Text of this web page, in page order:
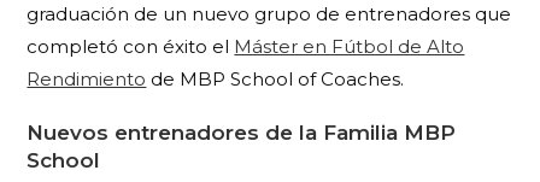
graduación de un nuevo grupo de entrenadores que
completó con éxito el Máster en Fútbol de Alto
Rendimiento de MBP School of Coaches.
Nuevos entrenadores de la Familia MBP
School